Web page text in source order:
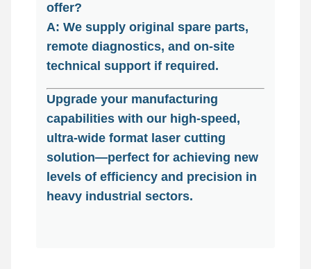
offer?
A: We supply original spare parts,
remote diagnostics, and on-site
technical support if required.
Upgrade your manufacturing
capabilities with our high-speed,
ultra-wide format laser cutting
solution—perfect for achieving new
levels of efficiency and precision in
heavy industrial sectors.